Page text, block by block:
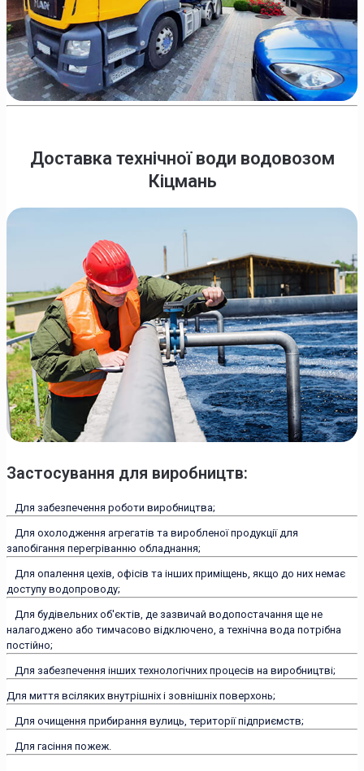
Доставка технічної води водовозом
Кіцмань
Застосування для виробництв:
Для забезпечення роботи виробництва;
Для охолодження агрегатів та виробленої продукції для
запобігання перегріванню обладнання;
Для опалення цехів, офісів та інших приміщень, якщо до них немає
доступу водопроводу;
Для будівельних об'єктів, де зазвичай водопостачання ще не
налагоджено або тимчасово відключено, а технічна вода потрібна
постійно;
Для забезпечення інших технологічних процесів на виробництві;
Для миття всіляких внутрішніх і зовнішніх поверхонь;
Для очищення прибирання вулиць, території підприємств;
Для гасіння пожеж.